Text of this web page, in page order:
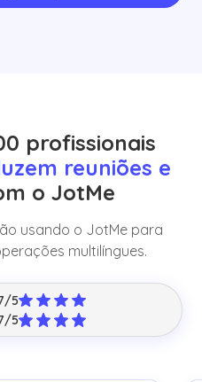
profissionais
reuniões e
o JotMe
usando o JotMe para
multilíngues.
5
5